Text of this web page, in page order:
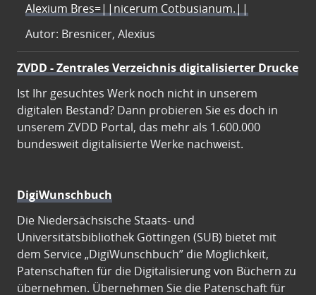
Alexium Bres=||nicerum Cotbusianum.||
Autor: Bresnicer, Alexius
ZVDD - Zentrales Verzeichnis digitalisierter Drucke
Ist Ihr gesuchtes Werk noch nicht in unserem
digitalen Bestand? Dann probieren Sie es doch in
unserem ZVDD Portal, das mehr als 1.600.000
bundesweit digitalisierte Werke nachweist.
DigiWunschbuch
Die Niedersächsische Staats- und
Universitätsbibliothek Göttingen (SUB) bietet mit
dem Service „DigiWunschbuch” die Möglichkeit,
Patenschaften für die Digitalisierung von Büchern zu
übernehmen. Übernehmen Sie die Patenschaft für